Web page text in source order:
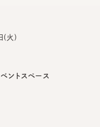
(火)
ントスペース